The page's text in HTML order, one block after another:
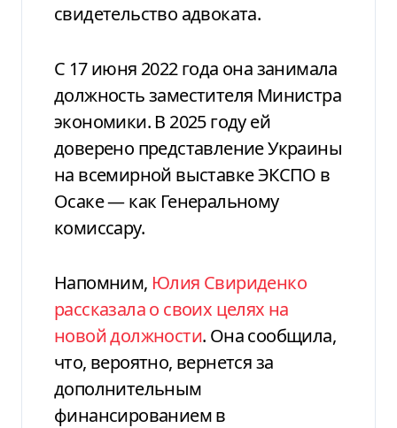
свидетельство адвоката.
С 17 июня 2022 года она занимала
должность заместителя Министра
экономики. В 2025 году ей
доверено представление Украины
на всемирной выставке ЭКСПО в
Осаке — как Генеральному
комиссару.
Напомним, Юлия Свириденко
рассказала о своих целях на
новой должности. Она сообщила,
что, вероятно, вернется за
дополнительным
финансированием в